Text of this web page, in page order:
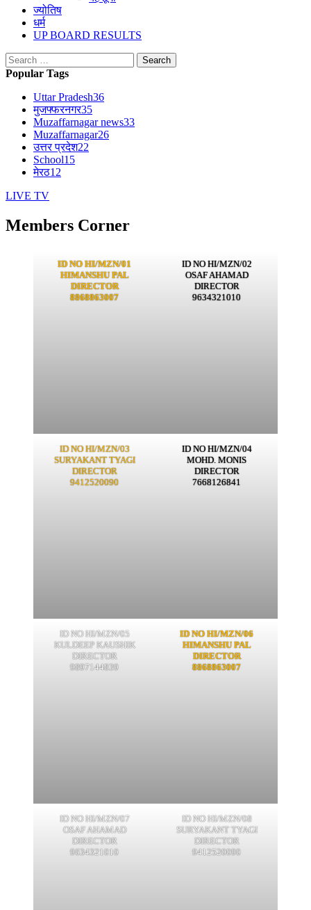
ज्योतिष
धर्म
UP BOARD RESULTS
Search
for:
Popular Tags
Uttar Pradesh36
मुजफ्फरनगर35
Muzaffarnagar news33
Muzaffarnagar26
उत्तर प्रदेश22
School15
मेरठ12
LIVE TV
Members Corner
ID NO HI/MZN/01
HIMANSHU PAL
DIRECTOR
8868863007
ID NO HI/MZN/02
OSAF AHAMAD
DIRECTOR
9634321010
ID NO HI/MZN/03
SURYAKANT TYAGI
DIRECTOR
9412520090
ID NO HI/MZN/04
MOHD. MONIS
DIRECTOR
7668126841
ID NO HI/MZN/05
KULDEEP KAUSHIK
DIRECTOR
9897144839
ID NO HI/MZN/06
HIMANSHU PAL
DIRECTOR
8868863007
ID NO HI/MZN/07
OSAF AHAMAD
DIRECTOR
9634321010
ID NO HI/MZN/08
SURYAKANT TYAGI
DIRECTOR
9412520090